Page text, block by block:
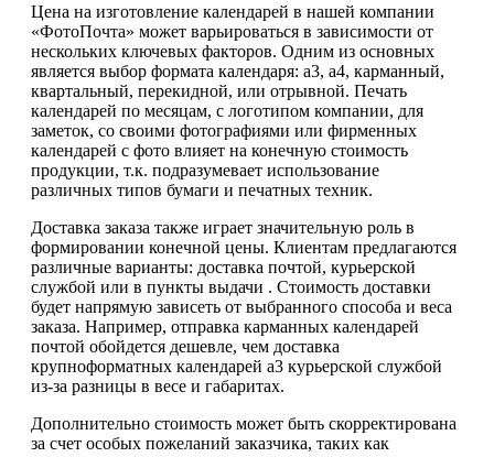
Цена на изготовление календарей в нашей компании
«ФотоПочта» может варьироваться в зависимости от
нескольких ключевых факторов. Одним из основных
является выбор формата календаря: а3, а4, карманный,
квартальный, перекидной, или отрывной. Печать
календарей по месяцам, с логотипом компании, для
заметок, со своими фотографиями или фирменных
календарей с фото влияет на конечную стоимость
продукции, т.к. подразумевает использование
различных типов бумаги и печатных техник.
Доставка заказа также играет значительную роль в
формировании конечной цены. Клиентам предлагаются
различные варианты: доставка почтой, курьерской
службой или в пункты выдачи . Стоимость доставки
будет напрямую зависеть от выбранного способа и веса
заказа. Например, отправка карманных календарей
почтой обойдется дешевле, чем доставка
крупноформатных календарей а3 курьерской службой
из-за разницы в весе и габаритах.
Дополнительно стоимость может быть скорректирована
за счет особых пожеланий заказчика, таких как